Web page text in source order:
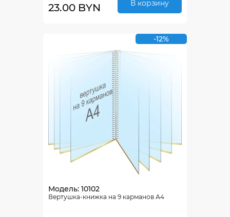
23.00 BYN В корзину
-12%
Модель: 10102
Вертушка-книжка на 9 карманов А4